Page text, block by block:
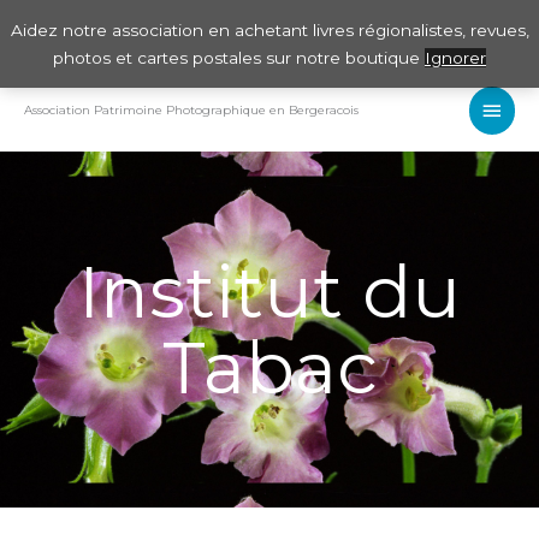
Aidez notre association en achetant livres régionalistes, revues,
photos et cartes postales sur notre boutique Ignorer
au
contenu
Association Patrimoine Photographique en Bergeracois
Institut du
Tabac